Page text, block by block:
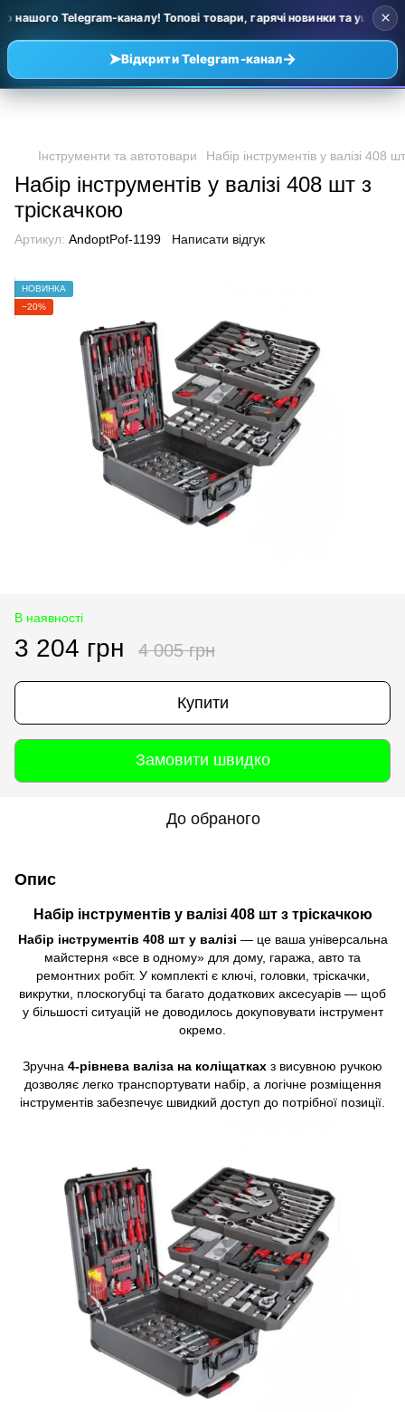
Telegram-каналу! Топові товари, гарячі новинки та уцінка за
➤Відкрити Telegram-канал→
×
Інструменти та автотовари Набір інструментів у валізі 408
Набір інструментів у валізі 408 шт з
тріскачкою
Артикул: AndoptPof-1199 Написати відгук
НОВИНКА
−20%
В наявності
3 204 грн 4 005 грн
Купити
Замовити швидко
До обраного
Опис
Набір інструментів у валізі 408 шт з тріскачкою
Набір інструментів 408 шт у валізі — це ваша універсальна
майстерня «все в одному» для дому, гаража, авто та
ремонтних робіт. У комплекті є ключі, головки, тріскачки,
викрутки, плоскогубці та багато додаткових аксесуарів — щоб
у більшості ситуацій не доводилось докуповувати інструмент
окремо.
Зручна 4-рівнева валіза на коліщатках з висувною ручкою
дозволяє легко транспортувати набір, а логічне розміщення
інструментів забезпечує швидкий доступ до потрібної позиції.